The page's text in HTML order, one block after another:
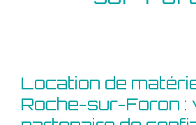
Location de
Roche-sur-Foron :